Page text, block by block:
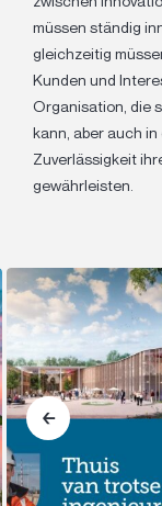
müssen ständig
gleichzeitig
Kunden und
Organisation, die
kann, aber auch
Zuverlässigkeit
gewährleisten.